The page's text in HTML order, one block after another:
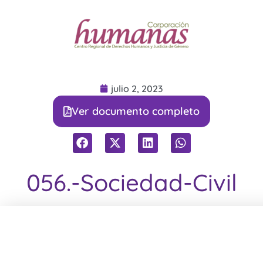
056.-Sociedad-Civil
julio 2, 2023
Ver documento completo